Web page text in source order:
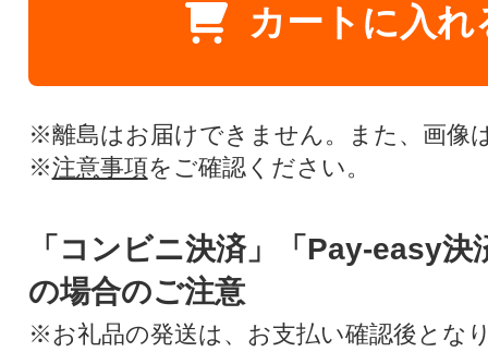
カートに入れ
※離島はお届けできません。また、画像
※注意事項をご確認ください。
「コンビニ決済」「Pay-easy決
の場合のご注意
※お礼品の発送は、お支払い確認後とな